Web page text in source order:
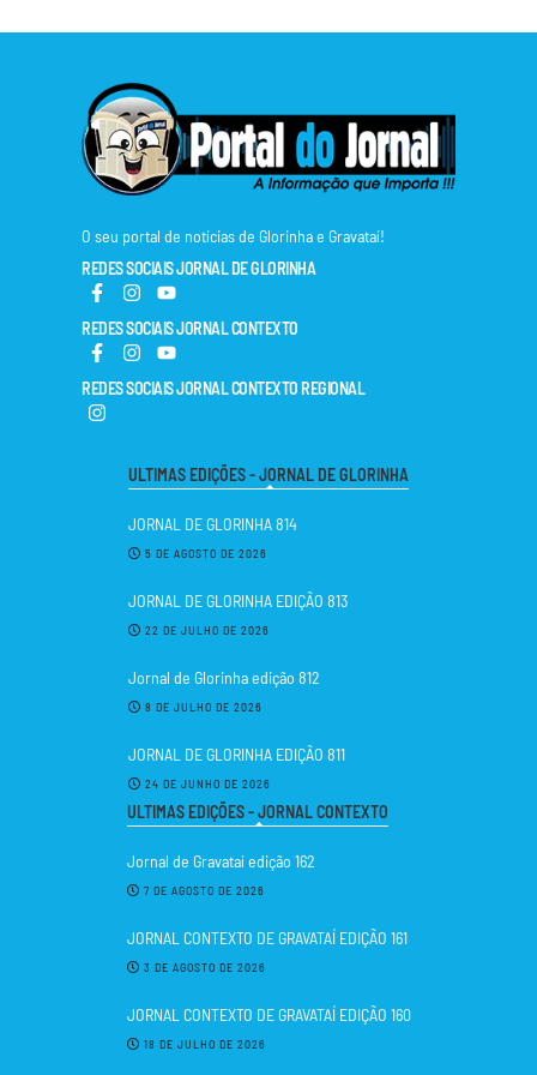
O seu portal de notícias de Glorinha e Gravataí!
REDES SOCIAIS JORNAL DE GLORINHA
REDES SOCIAIS JORNAL CONTEXTO
REDES SOCIAIS JORNAL CONTEXTO REGIONAL
ULTIMAS EDIÇÕES - JORNAL DE GLORINHA
JORNAL DE GLORINHA 814
5 DE AGOSTO DE 2026
JORNAL DE GLORINHA EDIÇÃO 813
22 DE JULHO DE 2026
Jornal de Glorinha edição 812
8 DE JULHO DE 2026
JORNAL DE GLORINHA EDIÇÃO 811
24 DE JUNHO DE 2026
ULTIMAS EDIÇÕES - JORNAL CONTEXTO
Jornal de Gravataí edição 162
7 DE AGOSTO DE 2026
JORNAL CONTEXTO DE GRAVATAÍ EDIÇÃO 161
3 DE AGOSTO DE 2026
JORNAL CONTEXTO DE GRAVATAÍ EDIÇÃO 160
18 DE JULHO DE 2026